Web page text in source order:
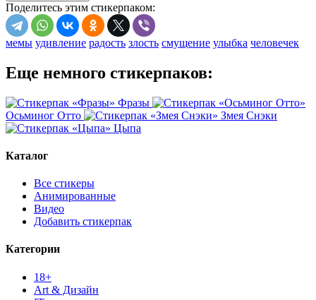
Поделитесь этим стикерпаком:
мемы удивление радость злость смущение улыбка человечек
Еще немного стикерпаков:
Фразы
Осьминог Отто
Змея Снэки
Цыпа
Каталог
Все стикеры
Анимированные
Видео
Добавить стикерпак
Категории
18+
Art & Дизайн